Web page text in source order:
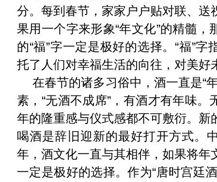
分。每到春节，家家户户贴对联、送
果用一个字来形象“年文化”的精髓，
的“福”字一定是极好的选择。“福”字
托了人们对幸福生活的向往，对美好
在春节的诸多习俗中，酒一直是“
素，“无酒不成席”，有酒才有年味。
年的隆重感与仪式感都不可敷衍。新
喝酒是辞旧迎新的最好打开方式。
年，酒文化一直与其相伴，如果将年
一定是极好的选择。作为“唐时宫廷